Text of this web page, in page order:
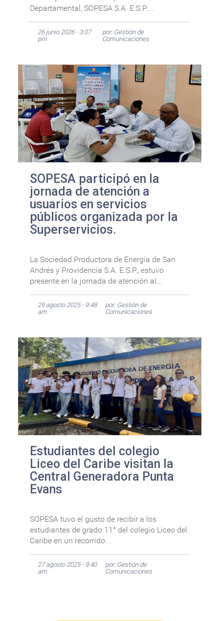
Departamental, SOPESA S.A. E.S.P....
26 junio 2026 - 3:07
pm
por: Gestión de
Comunicaciones
SOPESA participó en la
jornada de atención a
usuarios en servicios
públicos organizada por la
Superservicios.
La Sociedad Productora de Energía de San
Andrés y Providencia S.A. E.S.P., estuvo
presente en la jornada de atención al...
29 agosto 2025 - 9:48
am
por: Gestión de
Comunicaciones
Estudiantes del colegio
Liceo del Caribe visitan la
Central Generadora Punta
Evans
SOPESA tuvo el gusto de recibir a los
estudiantes de grado 11° del colegio Liceo del
Caribe en un recorrido...
27 agosto 2025 - 9:40
am
por: Gestión de
Comunicaciones